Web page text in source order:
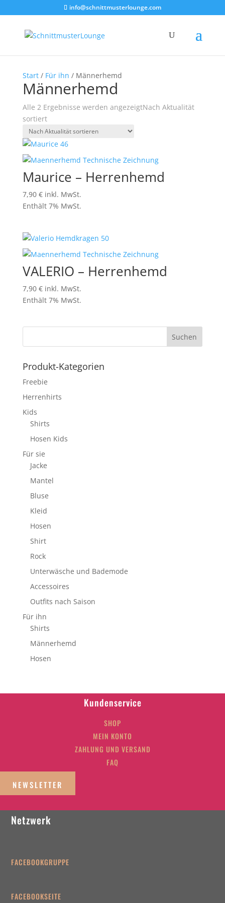
info@schnittmusterlounge.com
Start/ Für ihn / Männerhemd
Männerhemd
Alle 2 Ergebnisse werden angezeigtNach Aktualität
sortiert
Maurice – Herrenhemd
7,90 € inkl. MwSt.
Enthält 7% MwSt.
VALERIO – Herrenhemd
7,90 € inkl. MwSt.
Enthält 7% MwSt.
Produkt-Kategorien
Freebie
Herrenhirts
Kids
Shirts
Hosen Kids
Für sie
Jacke
Mantel
Bluse
Kleid
Hosen
Shirt
Rock
Unterwäsche und Bademode
Accessoires
Outfits nach Saison
Für ihn
Shirts
Männerhemd
Hosen
Kundenservice
SHOP
MEIN KONTO
ZAHLUNG UND VERSAND
FAQ
NEWSLETTER
Netzwerk
FACEBOOKGRUPPE
FACEBOOKSEITE